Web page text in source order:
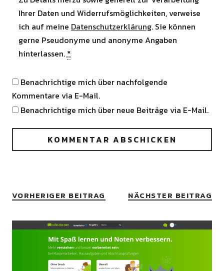
Ihrer Daten und Widerrufsmöglichkeiten, verweise
ich auf meine Datenschutzerklärung. Sie können
gerne Pseudonyme und anonyme Angaben
hinterlassen.*
Benachrichtige mich über nachfolgende
Kommentare via E-Mail.
Benachrichtige mich über neue Beiträge via E-Mail.
VORHERIGER BEITRAG NÄCHSTER BEITRAG